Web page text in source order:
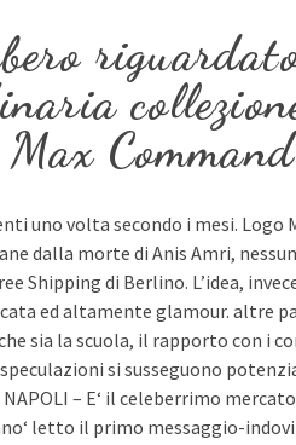
Command
uno volta secondo i mesi. Logo
dalla morte di Anis Amri,
Shipping di Berlino. L’idea,
ed altamente glamour. altre
sia la scuola, il rapporto con i
si susseguono
– E‘ il celeberrimo
letto il primo messaggio-